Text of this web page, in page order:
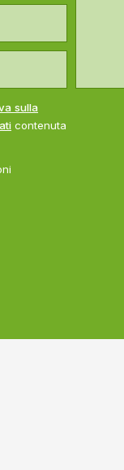
sulla
contenuta